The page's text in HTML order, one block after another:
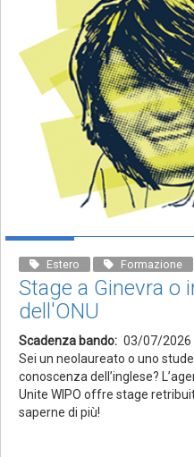
Estero Formazione
Stage a Ginevra o
dell'ONU
Scadenza bando
03/07/2026
Sei un neolaureato o uno
conoscenza dell’inglese?
Unite WIPO offre stage
saperne di più!